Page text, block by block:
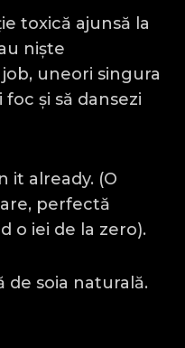
toxică ajunsă la
niște
uneori singura
și să dansezi
it already. (O
perfectă
o iei de la zero).
de soia naturală.